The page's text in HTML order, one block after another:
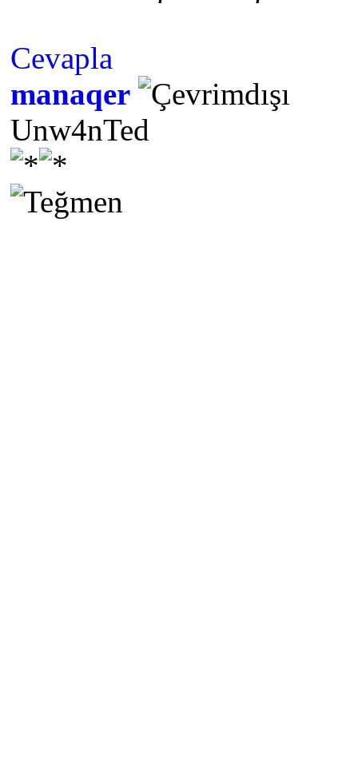
Cevapla
manaqer
Unw4nTed